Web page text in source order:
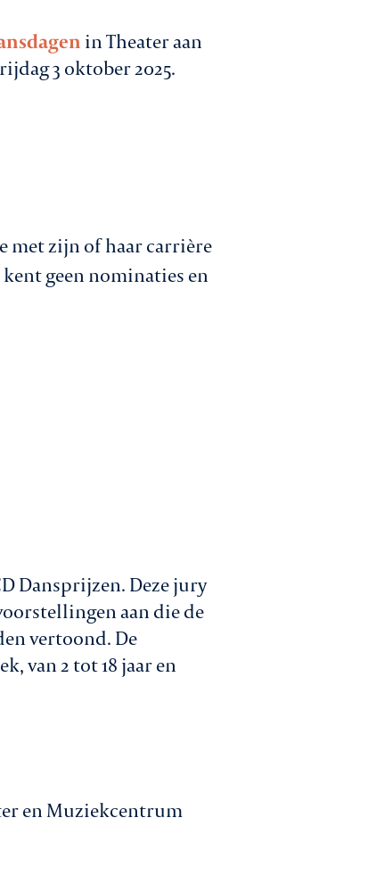
in Theater aan
3 oktober 2025.
met zijn of haar carrière
kent geen nominaties en
Dansprijzen. Deze jury
aan die de
vertoond. De
van 2 tot 18 jaar en
en Muziekcentrum